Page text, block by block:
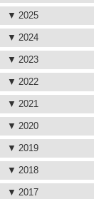
2025
2024
2023
2022
2021
2020
2019
2018
2017